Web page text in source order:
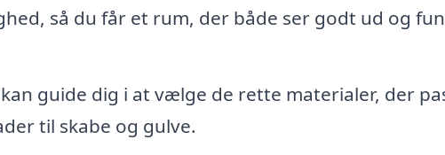
så du får et rum, der både ser godt ud og
guide dig i at vælge de rette materialer, der
til skabe og gulve.